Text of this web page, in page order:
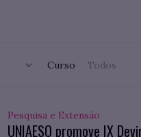
Curso
Pesquisa e Extensão
UNIAESO promove IX